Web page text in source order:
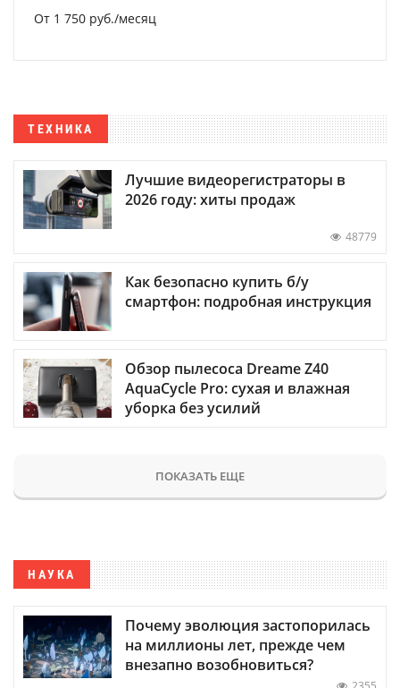
От 1 750 руб./месяц
ТЕХНИКА
Лучшие видеорегистраторы в
2026 году: хиты продаж
48779
Как безопасно купить б/у
смартфон: подробная инструкция
Обзор пылесоса Dreame Z40
AquaCycle Pro: сухая и влажная
уборка без усилий
ПОКАЗАТЬ ЕЩЕ
НАУКА
Почему эволюция застопорилась
на миллионы лет, прежде чем
внезапно возобновиться?